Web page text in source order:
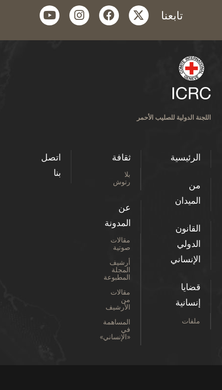
تابعنا twitter
facebook
instagram
youtube
اللجنة الدولية للصليب الأحمر
الرئيسية
من
الميدان
القانون
الدولي
الإنساني
قضايا
إنسانية
ملفات
ثقافة
بلا
رتوش
عن
المدونة
مقالات
صوتية
أرشيف
المجلة
المطبوعة
مقالات
من
الأرشيف
المساهمة
في
«الإنساني»
اتصل
بنا